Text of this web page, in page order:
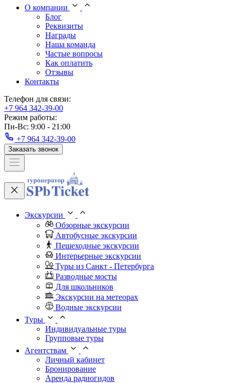
О компании
Блог
Реквизиты
Награды
Наша команда
Частые вопросы
Как оплатить
Отзывы
Контакты
Телефон для связи:
+7 964 342-39-00
Режим работы:
Пн-Вс: 9:00 - 21:00
+7 964 342-39-00
Заказать звонок
Экскурсии
Обзорные экскурсии
Автобусные экскурсии
Пешеходные экскурсии
Интерьерные экскурсии
Туры из Санкт - Петербурга
Разводные мосты
Для школьников
Экскурсии на метеорах
Водные экскурсии
Туры
Индивидуальные туры
Групповые туры
Агентствам
Личный кабинет
Бронирование
Аренда радиогидов